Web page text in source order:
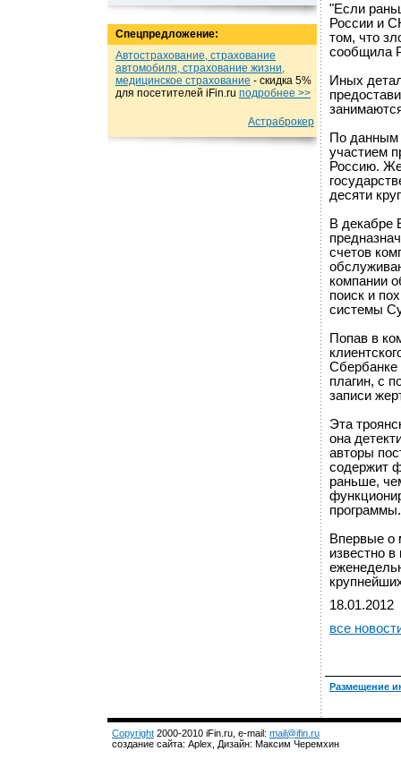
Спецпредложение:
Автострахование, страхование
автомобиля, страхование жизни,
медицинское страхование - cкидка 5%
для посетителей iFin.ru подробнеe >>
Астраброкер
"Если
России и
том, что
сообщила
Иных
По данным
участием
Россию.
десяти
В декабре
счетов
компании
поиск и
системы
Попав в
Сбербанке
плагин, с
записи
Эта
она
авторы
содержит
раньше,
программы.
Впервые о
известно
18.01.2012
все
Размещение
Copyright 2000-2010 iFin.ru, e-mail: mail@ifin.ru
создание сайта: Aplex, Дизайн: Максим Черемхин